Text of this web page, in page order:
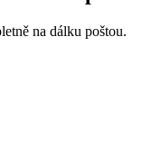
na dálku poštou.